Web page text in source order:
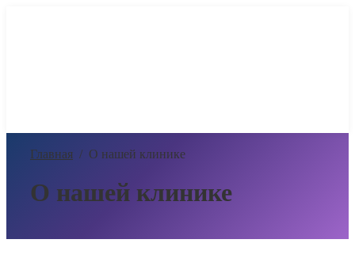
Главная / О нашей клинике
О нашей клинике